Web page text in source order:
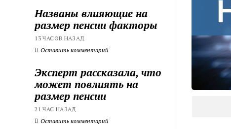
Названы влияющие на
размер пенсии факторы
13 ЧАСОВ НАЗАД
Оставить комментарий
Эксперт рассказала, что
может повлиять на
размер пенсии
21 ЧАС НАЗАД
Оставить комментарий